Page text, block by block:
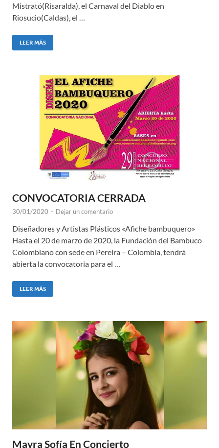
Mistrató(Risaralda), el Carnaval del Diablo en
Riosucio(Caldas), el …
LEER MÁS
CONVOCATORIA CERRADA
30/01/2020 - Dejar un comentario
Diseñadores y Artistas Plásticos «Afiche bambuquero»
Hasta el 20 de marzo de 2020, la Fundación del Bambuco
Colombiano con sede en Pereira – Colombia, tendrá
abierta la convocatoria para el …
LEER MÁS
Mayra Sofía En Concierto